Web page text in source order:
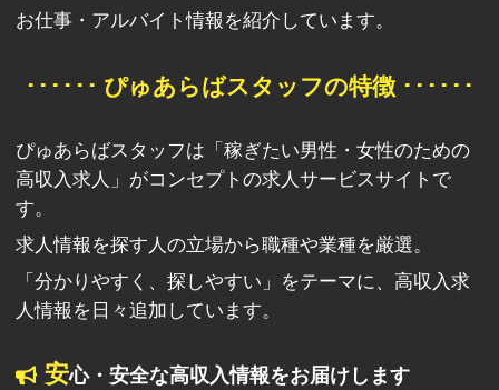
お仕事・アルバイト情報を紹介しています。
･･････ ぴゅあらばスタッフの特徴 ･･････
ぴゅあらばスタッフは「稼ぎたい男性・女性のための
高収入求人」がコンセプトの求人サービスサイトで
す。
求人情報を探す人の立場から職種や業種を厳選。
「分かりやすく、探しやすい」をテーマに、高収入求
人情報を日々追加しています。
安心・安全な高収入情報をお届けします